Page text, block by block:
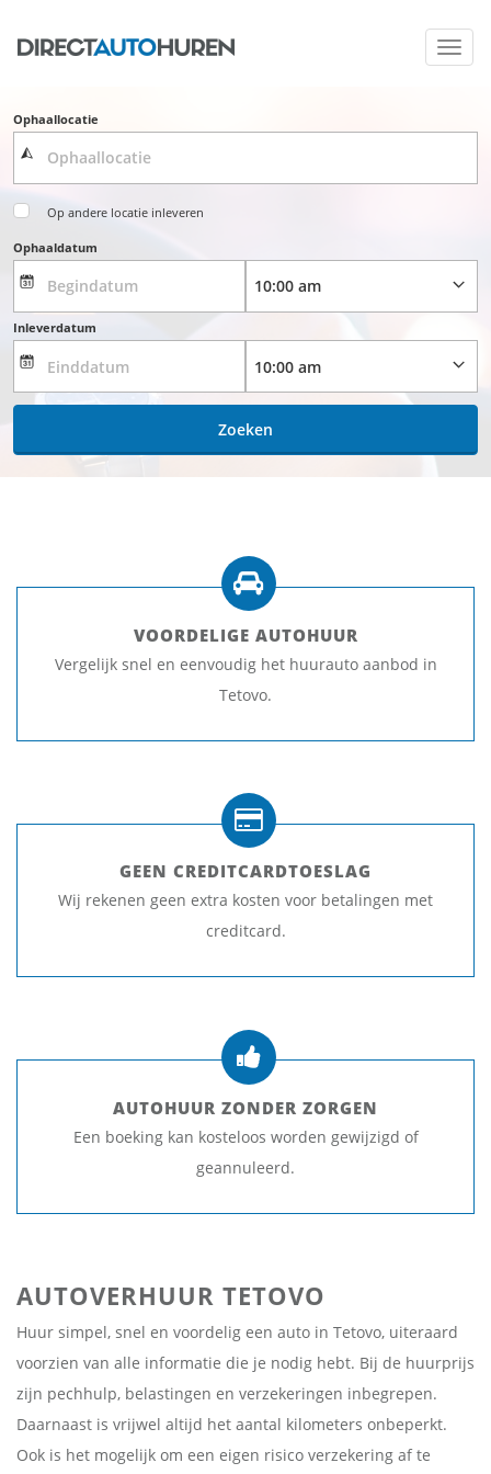
Ophaallocatie
Op andere locatie inleveren
Ophaaldatum
Inleverdatum
Zoeken
VOORDELIGE AUTOHUUR
Vergelijk snel en eenvoudig het huurauto aanbod in
Tetovo.
GEEN CREDITCARDTOESLAG
Wij rekenen geen extra kosten voor betalingen met
creditcard.
AUTOHUUR ZONDER ZORGEN
Een boeking kan kosteloos worden gewijzigd of
geannuleerd.
AUTOVERHUUR TETOVO
Huur simpel, snel en voordelig een auto in Tetovo, uiteraard
voorzien van alle informatie die je nodig hebt. Bij de huurprijs
zijn pechhulp, belastingen en verzekeringen inbegrepen.
Daarnaast is vrijwel altijd het aantal kilometers onbeperkt.
Ook is het mogelijk om een eigen risico verzekering af te